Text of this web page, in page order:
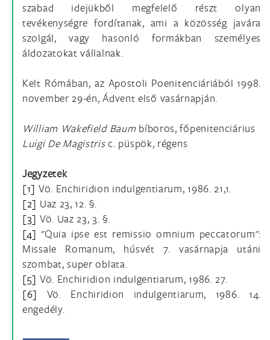
szabad idejükből megfelelő részt olyan
tevékenységre fordítanak, ami a közösség javára
szolgál, vagy hasonló formákban személyes
áldozatokat vállalnak.
Kelt Rómában, az Apostoli Poenitenciáriából 1998.
november 29-én, Ádvent első vasárnapján.
William Wakefield Baum bíboros, főpenitenciárius
Luigi De Magistrisc. püspök, régens
Jegyzetek
[1] Vö. Enchiridion indulgentiarum, 1986. 21,1.
[2] Uaz 23, 12. §.
[3] Vö. Uaz 23, 3. §.
[4] "Quia ipse est remissio omnium peccatorum":
Missale Romanum, húsvét 7. vasárnapja utáni
szombat, super oblata.
[5] Vö. Enchiridion indulgentiarum, 1986. 27.
[6] Vö. Enchiridion indulgentiarum, 1986. 14.
engedély.